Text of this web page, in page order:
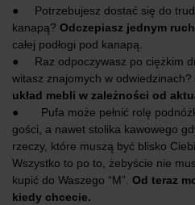
● Potrzebujesz dostać się do
kanapą? Odczepiasz jednym
całej podłogi pod kanapą.
● Raz odpoczywasz po ciężkim
witasz znajomych w odwiedzinach?
układ mebli w zależności od
● Pufa może pełnić rolę
gości, a nawet stolika kawowego
rzeczy, które muszą być blisko
Wszystko to po to, żebyście nie
kupić do Waszego “M”. Od teraz
kiedy chcecie.